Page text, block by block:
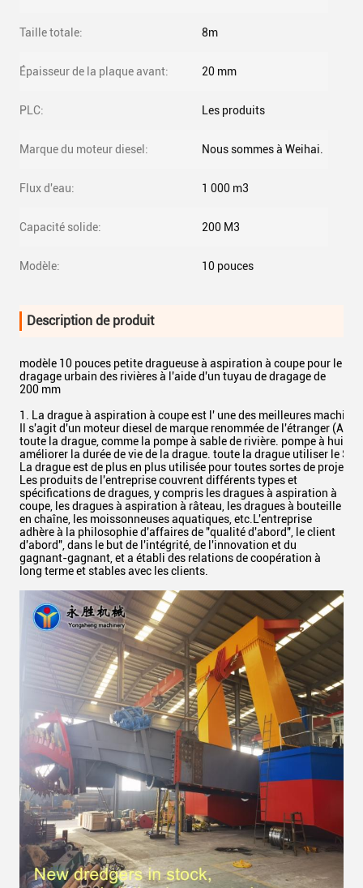
Taille totale: 8m
Épaisseur de la plaque avant: 20 mm
PLC: Les produits
Marque du moteur diesel: Nous sommes à Weihai.
Flux d'eau: 1 000 m3
Capacité solide: 200 M3
Modèle: 10 pouces
Description de produit
modèle 10 pouces petite dragueuse à aspiration à coupe pour le
dragage urbain des rivières à l'aide d'un tuyau de dragage de
200 mm
1. La drague à aspiration à coupe est l' une des meilleures
Il s'agit d'un moteur diesel de marque renommée de l'étranger
toute la drague, comme la pompe à sable de rivière. pompe à
améliorer la durée de vie de la drague. toute la drague utiliser le
La drague est de plus en plus utilisée pour toutes sortes de projets
Les produits de l'entreprise couvrent différents types et
spécifications de dragues, y compris les dragues à aspiration à
coupe, les dragues à aspiration à râteau, les dragues à bouteille
en chaîne, les moissonneuses aquatiques, etc.L'entreprise
adhère à la philosophie d'affaires de "qualité d'abord", le client
d'abord", dans le but de l'intégrité, de l'innovation et du
gagnant-gagnant, et a établi des relations de coopération à
long terme et stables avec les clients.